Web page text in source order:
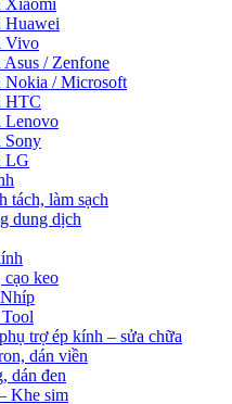
Xiaomi
Huawei
Vivo
/ Zenfone
Nokia / Microsoft
HTC
Lenovo
Sony
LG
tách, làm sạch
dung dịch
cạo keo
trợ ép kính – sửa chữa
dán viền
dán đen
Khe sim